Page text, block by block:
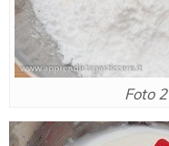
Foto 2